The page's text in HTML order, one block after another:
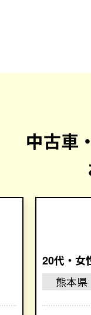
中古車
20代・女
熊本県